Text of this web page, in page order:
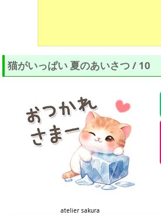
猫がいっぱい 夏のあいさつ / 10
atelier sakura